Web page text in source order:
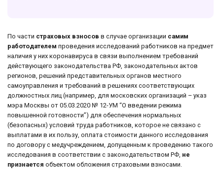
По части страховых взносов в случае организации самим
работодателем проведения исследований работников на предмет
наличия у них коронавируса в связи выполнением требований
действующего законодательства РФ, законодательных актов
регионов, решений представительных органов местного
самоуправления и требований в решениях соответствующих
должностных лиц (например, для московских организаций – указ
мэра Москвы от 05.03.2020 № 12-УМ “О введении режима
повышенной готовности”) для обеспечения нормальных
(безопасных) условий труда работников, которое не связано с
выплатами в их пользу, оплата стоимости данного исследования
по договору с медучреждением, допущенным к проведению такого
исследования в соответствии с законодательством РФ, не
признается объектом обложения страховыми взносами.